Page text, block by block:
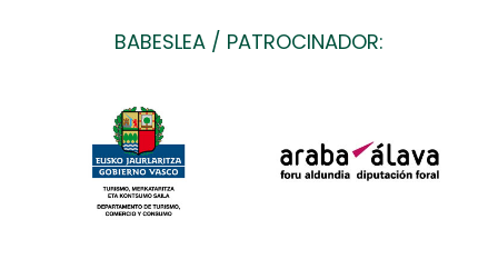
BABESLEA / PATROCINADOR: